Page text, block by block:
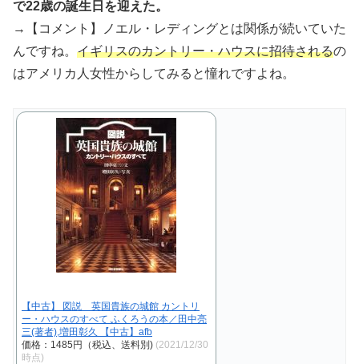
で22歳の誕生日を迎えた。
→【コメント】ノエル・レディングとは関係が続いていた
んですね。 イギリスのカントリー・ハウスに招待されるの
はアメリカ人女性からしてみると憧れですよね。
【中古】 図説 英国貴族の城館 カントリ
ー・ハウスのすべて ふくろうの本／田中亮
三(著者),増田彰久 【中古】afb
価格：1485円（税込、送料別) (2021/12/30
時点)